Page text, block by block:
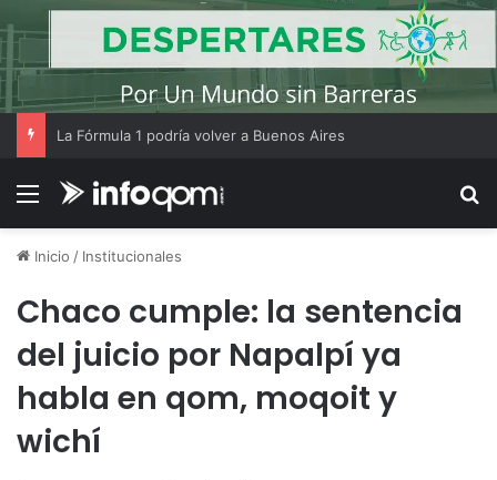
La Fórmula 1 podría volver a Buenos Aires
Menú
Inicio / Institucionales
Chaco cumple: la sentencia
del juicio por Napalpí ya
habla en qom, moqoit y
wichí